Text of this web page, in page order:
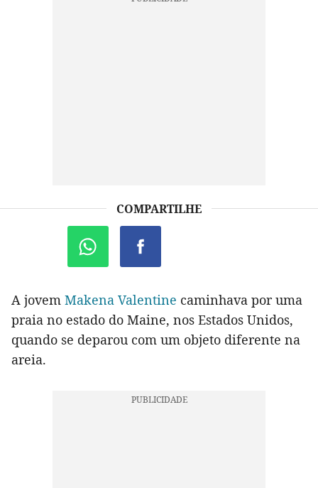
COMPARTILHE
A jovem Makena Valentine caminhava por uma
praia no estado do Maine, nos Estados Unidos,
quando se deparou com um objeto diferente na
areia.